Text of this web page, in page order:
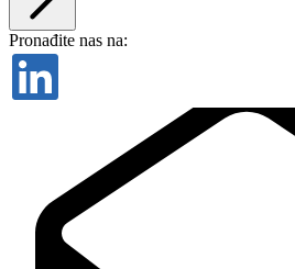
Pronađite nas na: